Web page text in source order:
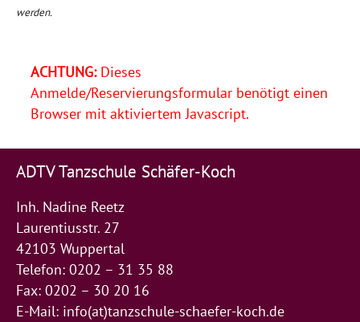
werden.
ACHTUNG:Dieses
Anmelde/Reservierungsformular benötigt einen
Browser mit aktiviertem Javascript.
ADTV Tanzschule Schäfer-Koch
Inh. Nadine Reetz
Laurentiusstr. 27
42103 Wuppertal
Telefon: 0202 – 31 35 88
Fax: 0202 – 30 20 16
E-Mail: info(at)tanzschule-schaefer-koch.de